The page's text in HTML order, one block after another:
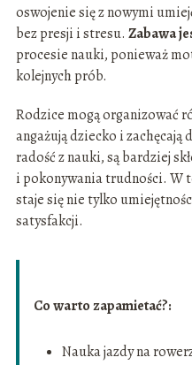
oswojenie się z nowymi
bez presji i stresu. Zabawa
procesie nauki, ponieważ
kolejnych prób.
Rodzice mogą organizować
angażują dziecko i
radość z nauki, są bardziej
i pokonywania trudności. W
staje się nie tylko
satysfakcji.
Co warto zapamietać?:
Nauka jazdy na